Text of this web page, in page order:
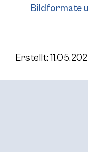
Bildformate
Erstellt: